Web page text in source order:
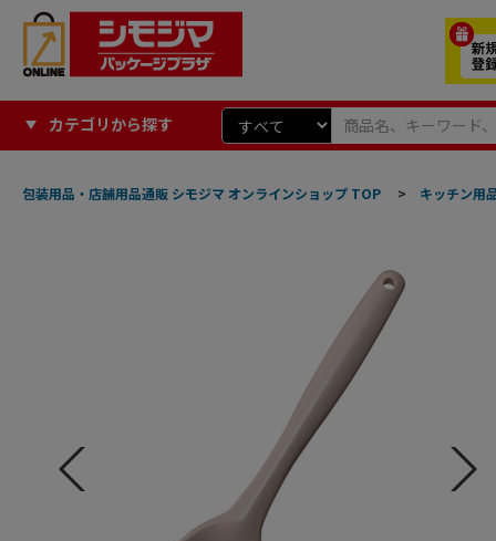
カテゴリから探す
包装用品・店舗用品通販 シモジマ オンラインショップ TOP > キッチン用